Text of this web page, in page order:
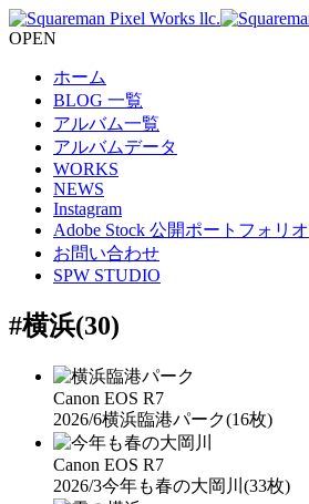
OPEN
ホーム
BLOG 一覧
アルバム一覧
アルバムデータ
WORKS
NEWS
Instagram
Adobe Stock 公開ポートフォリオ
お問い合わせ
SPW STUDIO
#横浜(30)
Canon EOS R7
2026/6横浜臨港パーク(16枚)
Canon EOS R7
2026/3今年も春の大岡川 (33枚)